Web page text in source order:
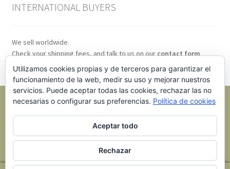
INTERNATIONAL BUYERS
We sell worldwide.
Check your shipping fees, and talk to us on ourcontact form
.
Utilizamos cookies propias y de terceros para garantizar el
funcionamiento de la web, medir su uso y mejorar nuestros
servicios. Puede aceptar todas las cookies, rechazar las no
necesarias o configurar sus preferencias. Política de cookies
Aceptar todo
Rechazar